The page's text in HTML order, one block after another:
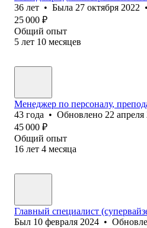
36 лет • Была 27 октября 2022 •
25 000 ₽
Общий опыт
5 лет 10 месяцев
Менеджер по персоналу,
43 года • Обновлено 22 апреля
45 000 ₽
Общий опыт
16 лет 4 месяца
Главный специалист
Был 10 февраля 2024 •